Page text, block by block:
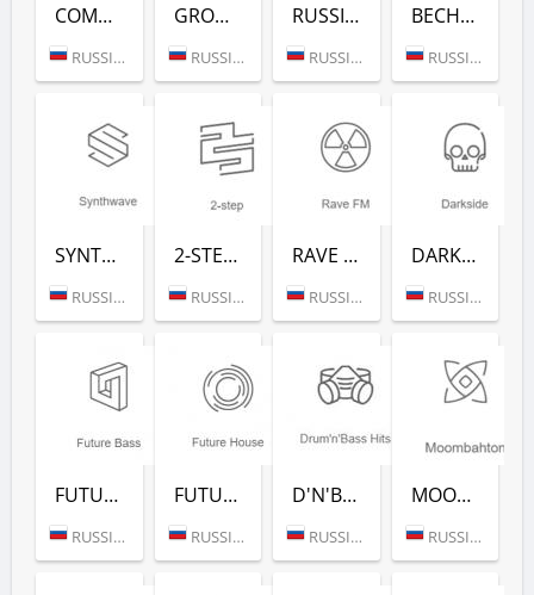
COMPLEXTRO (РАДИО РЕКОРД)
RUSSIA (MOSCOW)
GROOVE/TRIBAL (РАДИО РЕКОРД)
RUSSIA (MOSCOW)
RUSSIAN HITS (РАДИО РЕКОРД)
RUSSIA (MOSCOW)
ВЕСНУШКА FM (РАДИО РЕКОРД)
RUSSIA (MOSCOW)
SYNTHWAVE (РАДИО РЕКОРД)
RUSSIA (MOSCOW)
2-STEP (РАДИО РЕКОРД)
RUSSIA (MOSCOW)
RAVE FM (РАДИО РЕКОРД)
RUSSIA (MOSCOW)
DARKSIDE (РАДИО РЕКОРД)
RUSSIA (MOSCOW)
FUTURE BASS (РАДИО РЕКОРД)
RUSSIA (MOSCOW)
FUTURE HOUSE (РАДИО РЕКОРД)
RUSSIA (MOSCOW)
D'N'B CLASSICS (РАДИО РЕКОРД)
RUSSIA (MOSCOW)
MOOMBAHTON (РАДИО РЕКОРД)
RUSSIA (MOSCOW)